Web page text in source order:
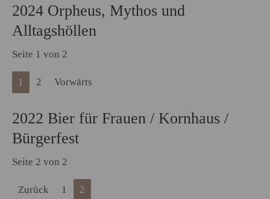
2024 Orpheus, Mythos und
Alltagshöllen
Seite 1 von 2
1 2 Vorwärts
2022 Bier für Frauen / Kornhaus /
Bürgerfest
Seite 2 von 2
Zurück 1 2